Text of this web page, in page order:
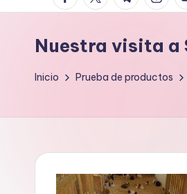
no
en
el
Nuestra visita a
Inicio Prueba de productos